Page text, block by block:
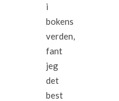
i
bokens
verden,
fant
jeg
det
best